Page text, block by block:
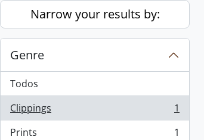
Skip to main content
Narrow your results by:
Genre
Todos
Clippings
, 1 resultados
1
Prints
1